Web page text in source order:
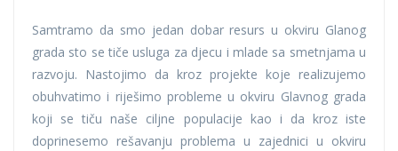
Samtramo da smo jedan dobar resurs u okviru Glanog
grada sto se tiče usluga za djecu i mlade sa smetnjama u
razvoju. Nastojimo da kroz projekte koje realizujemo
obuhvatimo i riješimo probleme u okviru Glavnog grada
koji se tiču naše ciljne populacije kao i da kroz iste
doprinesemo rešavanju problema u zajednici u okviru